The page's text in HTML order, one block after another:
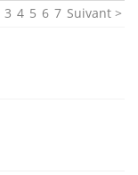
3 4 5 6 7 Suivant